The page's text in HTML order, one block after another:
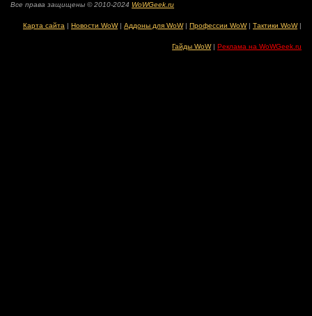
Все права защищены © 2010-2024 WoWGeek.ru
Карта сайта | Новости WoW| Аддоны для WoW| Профессии WoW| Тактики WoW|
Гайды WoW| Реклама на WoWGeek.ru